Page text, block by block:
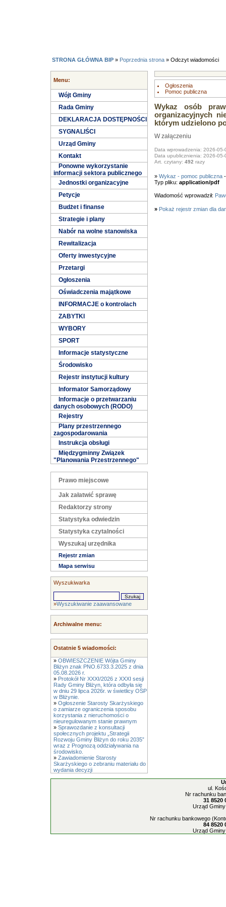
STRONA GŁÓWNA BIP » Poprzednia strona » Odczyt wiadomości
Menu:
Wójt Gminy
Rada Gminy
DEKLARACJA DOSTĘPNOŚCI
SYGNALIŚCI
Urząd Gminy
Kontakt
Ponowne wykorzystanie
informacji sektora publicznego
Jednostki organizacyjne
Petycje
Budżet i finanse
Strategie i plany
Nabór na wolne stanowiska
Rewitalizacja
Oferty inwestycyjne
Przetargi
Ogłoszenia
Oświadczenia majątkowe
INFORMACJE o kontrolach
ZABYTKI
WYBORY
SPORT
Informacje statystyczne
Środowisko
Rejestr instytucji kultury
Informator Samorządowy
Informacje o przetwarzaniu
danych osobowych (RODO)
Rejestry
Plany przestrzennego
zagospodarowania
Instrukcja obsługi
Międzygminny Związek
"Planowania Przestrzennego"
Prawo miejscowe
Jak załatwić sprawę
Redaktorzy strony
Statystyka odwiedzin
Statystyka czytalności
Wyszukaj urzędnika
Rejestr zmian
Mapa serwisu
Wyszukiwarka
»Wyszukiwanie zaawansowane
Archiwalne menu:
Ostatnie 5 wiadomości:
» OBWIESZCZENIE Wójta Gminy
Bliżyn znak PNO.6733.3.2025 z dnia
05.08.2026 r.
» Protokół Nr XXXI/2026 z XXXI sesji
Rady Gminy Bliżyn, która odbyła się
w dniu 29 lipca 2026r. w świetlicy OSP
w Bliżynie.
» Ogłoszenie Starosty Skarżyskiego
o zamiarze ograniczenia sposobu
korzystania z nieruchomości o
nieuregulowanym stanie prawnym
» Sprawozdanie z konsultacji
społecznych projektu „Strategii
Rozwoju Gminy Bliżyn do roku 2035”
wraz z Prognozą oddziaływania na
środowisko.
» Zawiadomienie Starosty
Skarżyskiego o zebraniu materiału do
wydania decyzji
Ogłoszenia
Pomoc publiczna
Wykaz osób
organizacyjnych
którym udzielono
W załączeniu
Data wprowadzenia: 2026-05-
Data upublicznienia: 2026-05-
Art. czytany: 492 razy
» Wykaz - pomoc publiczna-
Typ pliku: application/pdf
Wiadomość wprowadził:
» Pokaż rejestr zmian dla
ul.
Nr rachunku
31 8520
Urząd
Nr rachunku bankowego
84 8520
Urząd